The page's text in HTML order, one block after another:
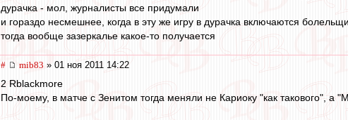
дурачка - мол, журналисты все придумали
и гораздо несмешнее, когда в эту же игру в дурачка включаются
тогда вообще зазеркалье какое-то получается
# mib83 » 01 ноя 2011 14:22
2 Rblackmore
По-моему, в матче с Зенитом тогда меняли не Кариоку "как такового", а